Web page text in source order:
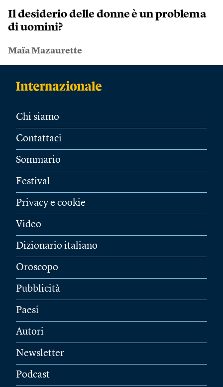
Il desiderio delle donne è un problema
di uomini?
Maïa Mazaurette
Chi siamo
Contattaci
Sommario
Festival
Privacy e cookie
Video
Dizionario italiano
Oroscopo
Pubblicità
Paesi
Autori
Newsletter
Podcast